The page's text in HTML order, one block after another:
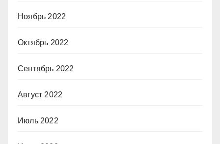
Ноябрь 2022
Октябрь 2022
Сентябрь 2022
Август 2022
Июль 2022